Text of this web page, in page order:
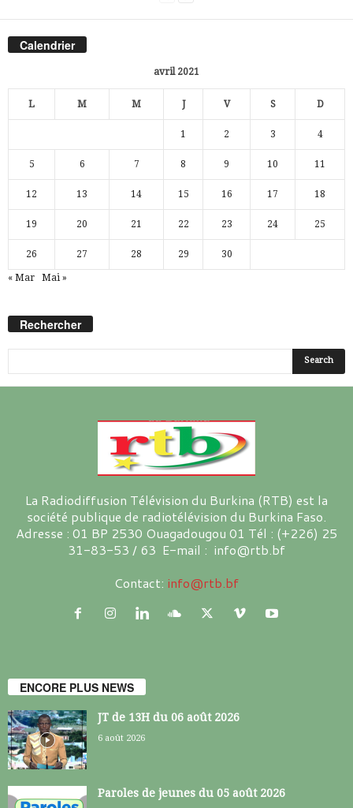
Calendrier
avril 2021
L M M J V S D
1 2 3 4
5 6 7 8 9 10 11
12 13 14 15 16 17 18
19 20 21 22 23 24 25
26 27 28 29 30
« Mar Mai »
Rechercher
La Radiodiffusion Télévision du Burkina (RTB) est la
société publique de radiotélévision du Burkina Faso.
Adresse : 01 BP 2530 Ouagadougou 01 Tél : (+226) 25
31-83-53 / 63 E-mail : info@rtb.bf
Contact: info@rtb.bf
ENCORE PLUS NEWS
JT de 13H du 06 août 2026
6 août 2026
Paroles de jeunes du 05 août 2026